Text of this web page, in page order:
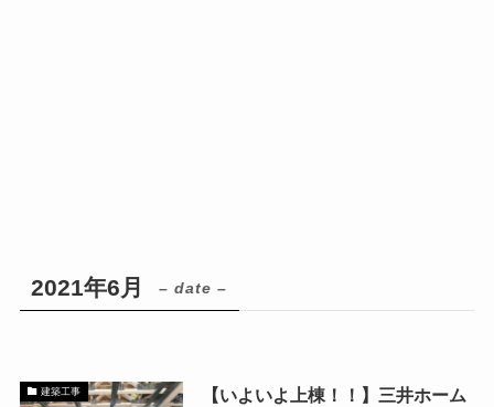
2021年6月 – date –
建築工事
【いよいよ上棟！！】三井ホーム